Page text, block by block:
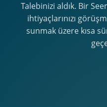
Talebinizi aldık. Bir
ihtiyaçlarınızı
sunmak üzere kısa